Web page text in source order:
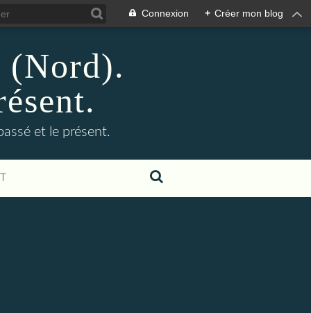
Connexion + Créer mon blog
et le présent.